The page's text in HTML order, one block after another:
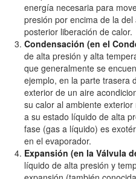
energía necesaria para
presión por encima de la
posterior liberación de calor.
Condensación (en el
de alta presión y alta
que generalmente se
ejemplo, en la parte trasera
exterior de un aire
su calor al ambiente
a su estado líquido de alta
fase (gas a líquido) es
en el evaporador.
Expansión (en la Válvula
líquido de alta presión y